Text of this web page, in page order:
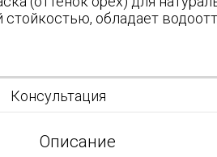
стойкостью, обладает
Консультация
Описание